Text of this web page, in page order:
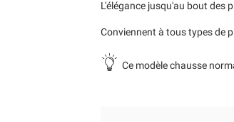
L'élégance jusqu'au bout des
Conviennent à tous types de
Ce modèle chausse